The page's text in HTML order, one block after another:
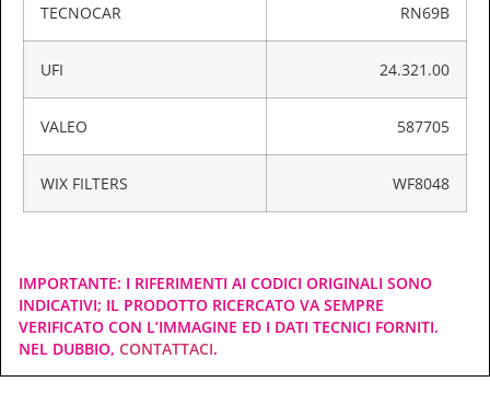
TECNOCAR RN69B
UFI 24.321.00
VALEO 587705
WIX FILTERS WF8048
IMPORTANTE: I RIFERIMENTI AI CODICI ORIGINALI SONO
INDICATIVI; IL PRODOTTO RICERCATO VA SEMPRE
VERIFICATO CON L’IMMAGINE ED I DATI TECNICI FORNITI.
NEL DUBBIO, CONTATTACI.